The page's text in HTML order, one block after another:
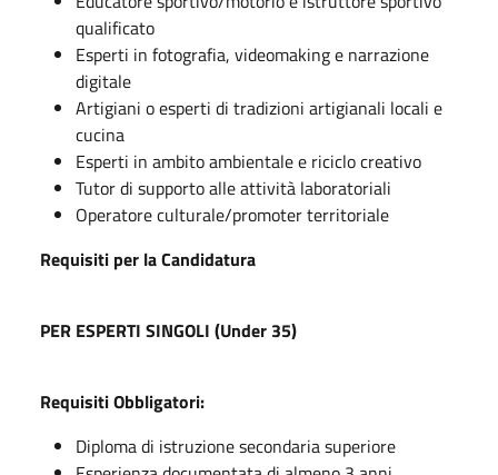
qualificato
Esperti in fotografia, videomaking e narrazione
digitale
Artigiani o esperti di tradizioni artigianali locali e
cucina
Esperti in ambito ambientale e riciclo creativo
Tutor di supporto alle attività laboratoriali
Operatore culturale/promoter territoriale
Requisiti per la Candidatura
PER ESPERTI SINGOLI (Under 35)
Requisiti Obbligatori:
Diploma di istruzione secondaria superiore